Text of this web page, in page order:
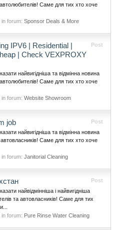
автолюбителів! Саме для тих хто хоче
in forum: Sponsor Deals & More
Post
IPV6 | Residential |
| Check VEXPROXY
найвигідніша та відмінна новина
автолюбителів! Саме для тих хто хоче
in forum: Website Showroom
Post
job
найвигідніша та відмінна новина
автовласників! Саме для тих хто хоче
in forum: Janitorial Cleaning
Post
найвідмінніша і найвигідніша
та автовласників! Саме для тих
in forum: Pure Rinse Water Cleaning